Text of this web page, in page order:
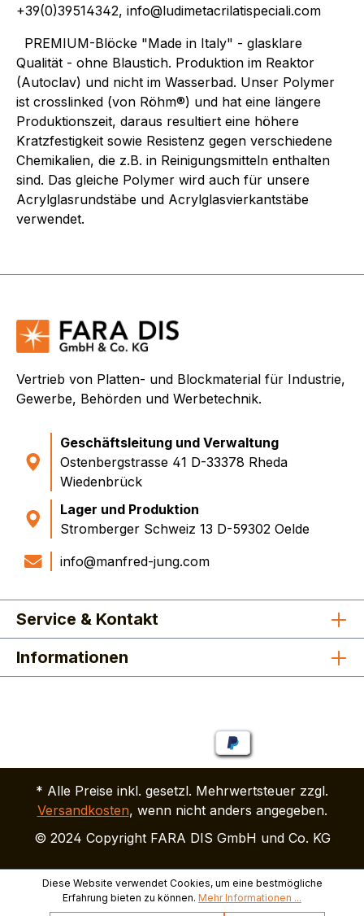
+39(0)39514342, info@ludimetacrilatispeciali.com
PREMIUM-Blöcke "Made in Italy" - glasklare
Qualität - ohne Blaustich. Produktion im Reaktor
(Autoclav) und nicht im Wasserbad. Unser Polymer
ist crosslinked (von Röhm®) und hat eine längere
Produktionszeit, daraus resultiert eine höhere
Kratzfestigkeit sowie Resistenz gegen verschiedene
Chemikalien, die z.B. in Reinigungsmitteln enthalten
sind. Das gleiche Polymer wird auch für unsere
Acrylglasrundstäbe und Acrylglasvierkantstäbe
verwendet.
Vertrieb von Platten- und Blockmaterial für Industrie,
Gewerbe, Behörden und Werbetechnik.
Geschäftsleitung und Verwaltung
Ostenbergstrasse 41 D-33378 Rheda
Wiedenbrück
Lager und Produktion
Stromberger Schweiz 13 D-59302 Oelde
info@manfred-jung.com
Service & Kontakt
Informationen
* Alle Preise inkl. gesetzl. Mehrwertsteuer zzgl.
Versandkosten, wenn nicht anders angegeben.
© 2024 Copyright FARA DIS GmbH und Co. KG
Diese Website verwendet Cookies, um eine bestmögliche
Erfahrung bieten zu können. Mehr Informationen ...